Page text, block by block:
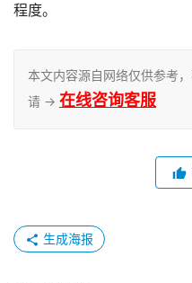
程度。
本文内容源自网络仅供参考
请 → 在线咨询客服
生成海报